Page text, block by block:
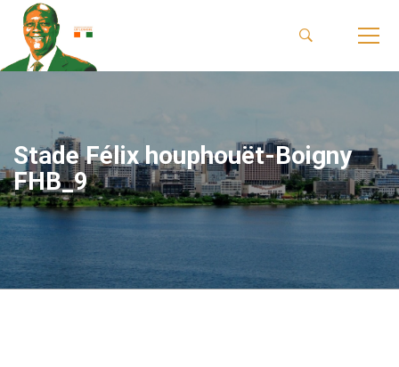
Stade Félix houphouët-Boigny
FHB_9